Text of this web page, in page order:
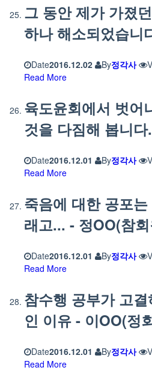
그 동안 제가 가졌
하나 해소되었습니
Date2016.12.02 By정각사
Read More
육도윤회에서 벗어
것을 다짐해 봅니
Date2016.12.01 By정각사
Read More
죽음에 대한 공포
래고... - 정OO(참
Date2016.12.01 By정각사
Read More
참수행 공부가 고
인 이유 - 이OO(정
Date2016.12.01 By정각사
Read More